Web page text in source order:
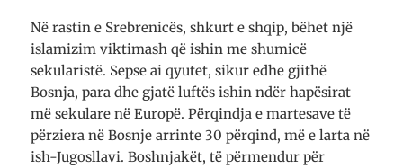
Në rastin e Srebrenicës, shkurt e shqip, bëhet një
islamizim viktimash që ishin me shumicë
sekularistë. Sepse ai qyutet, sikur edhe gjithë
Bosnja, para dhe gjatë luftës ishin ndër hapësirat
më sekulare në Europë. Përqindja e martesave të
përziera në Bosnje arrinte 30 përqind, më e larta në
ish-Jugosllavi. Boshnjakët, të përmendur për